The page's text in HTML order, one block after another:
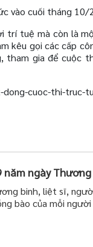
vào cuối tháng 10/
trí tuệ mà còn là
kêu gọi các cấp
gia để cuộc
cuoc-thi-truc-
năm ngày
binh, liệt sĩ,
bào của mỗi